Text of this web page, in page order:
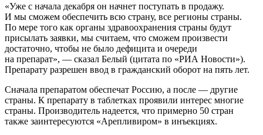
«Уже с начала декабря он начнет поступать в продажу.
И мы сможем обеспечить всю страну, все регионы страны.
По мере того как органы здравоохранения страны будут
присылать заявки, мы считаем, что сможем произвести
достаточно, чтобы не было дефицита и очереди
на препарат», — сказал Белый (цитата по «РИА Новости»).
Препарату разрешен ввод в гражданский оборот на пять лет.
Сначала препаратом обеспечат Россию, а после — другие
страны. К препарату в таблетках проявили интерес многие
страны. Производитель надеется, что примерно 50 стран
также заинтересуются «Арепливиром» в инъекциях.